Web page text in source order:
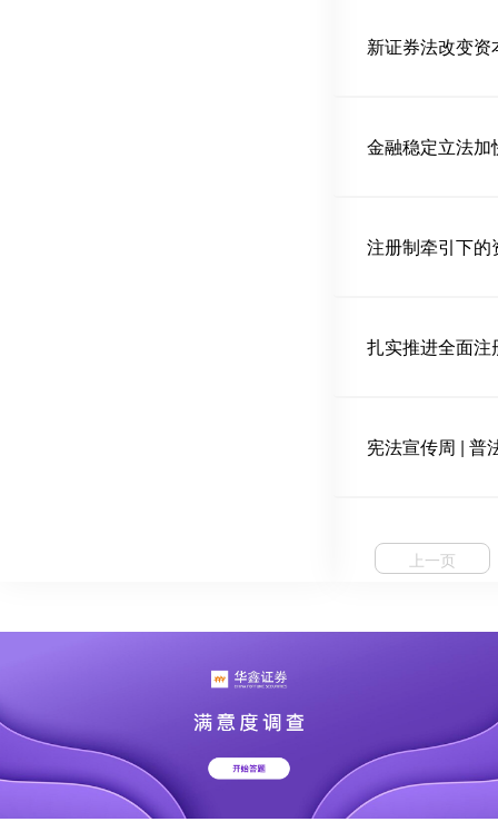
新证券法改变
金融稳定立法加
注册制牵引下的
扎实推进全面注
宪法宣传周 | 普
上一页